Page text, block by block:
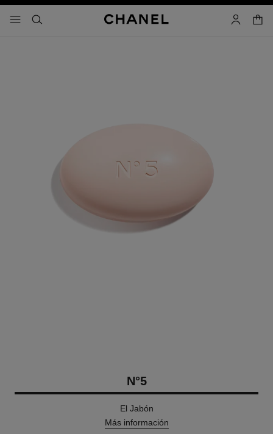
- navegación principal
buscar cuenta
carrito
N°5
El Jabón
Más información